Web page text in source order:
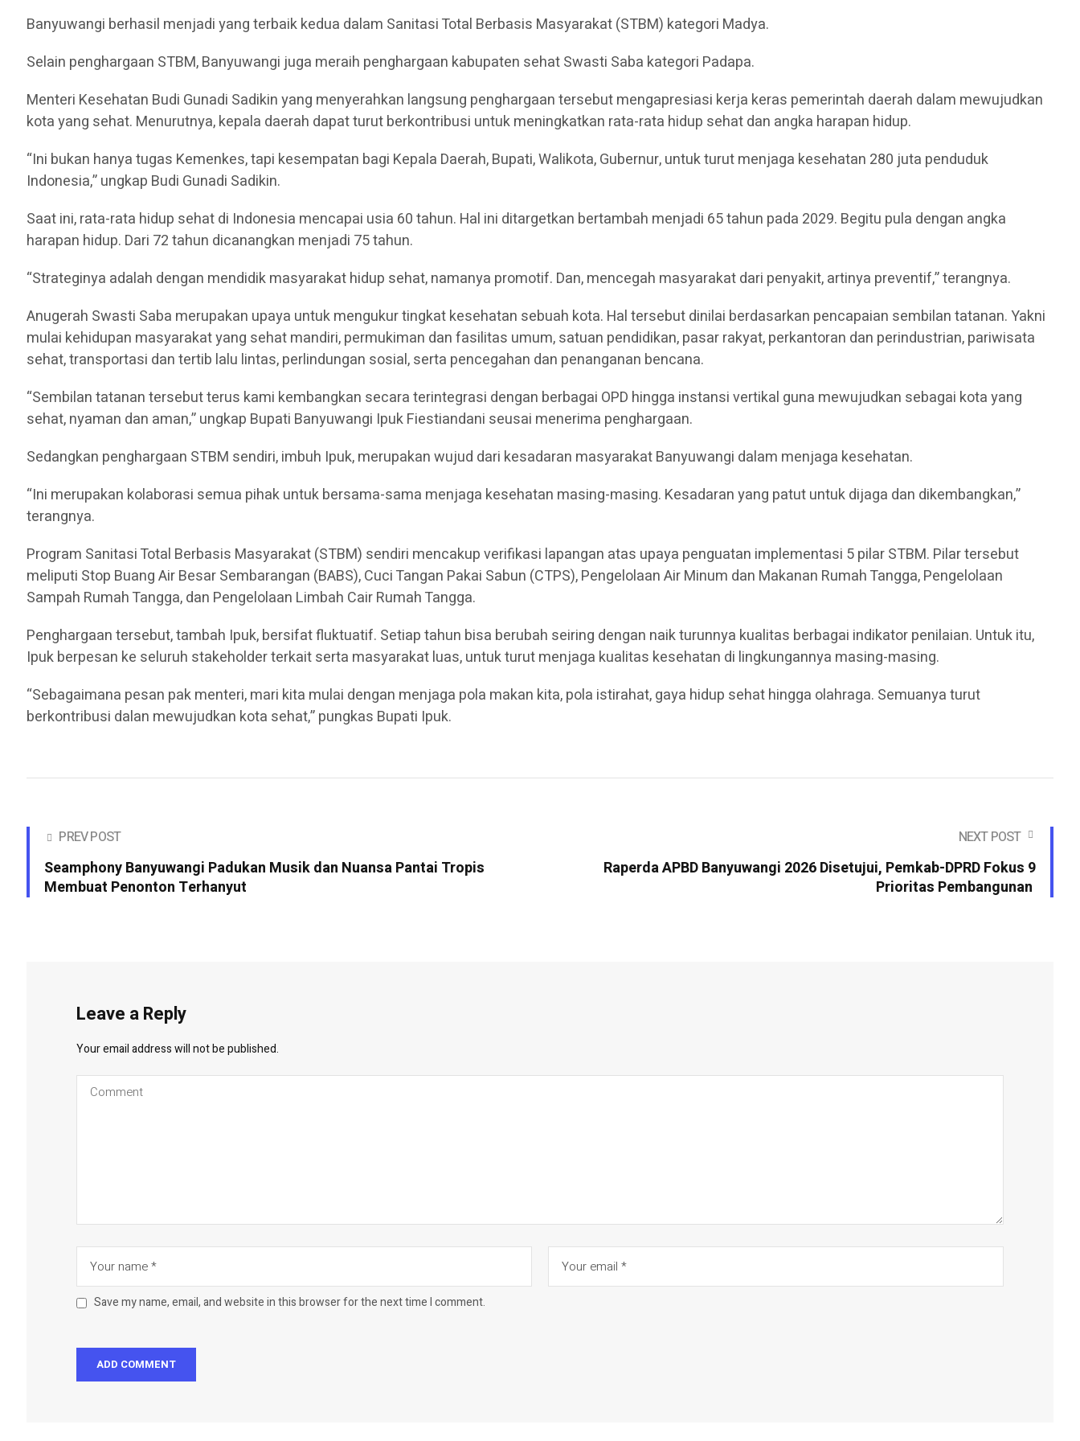
Banyuwangi berhasil menjadi yang terbaik kedua dalam Sanitasi Total Berbasis Masyarakat (STBM) kategori Madya.
Selain penghargaan STBM, Banyuwangi juga meraih penghargaan kabupaten sehat Swasti Saba kategori Padapa.
Menteri Kesehatan Budi Gunadi Sadikin yang menyerahkan langsung penghargaan tersebut mengapresiasi kerja keras pemerintah daerah dalam mewujudkan
kota yang sehat. Menurutnya, kepala daerah dapat turut berkontribusi untuk meningkatkan rata-rata hidup sehat dan angka harapan hidup.
“Ini bukan hanya tugas Kemenkes, tapi kesempatan bagi Kepala Daerah, Bupati, Walikota, Gubernur, untuk turut menjaga kesehatan 280 juta penduduk
Indonesia,” ungkap Budi Gunadi Sadikin.
Saat ini, rata-rata hidup sehat di Indonesia mencapai usia 60 tahun. Hal ini ditargetkan bertambah menjadi 65 tahun pada 2029. Begitu pula dengan angka
harapan hidup. Dari 72 tahun dicanangkan menjadi 75 tahun.
“Strateginya adalah dengan mendidik masyarakat hidup sehat, namanya promotif. Dan, mencegah masyarakat dari penyakit, artinya preventif,” terangnya.
Anugerah Swasti Saba merupakan upaya untuk mengukur tingkat kesehatan sebuah kota. Hal tersebut dinilai berdasarkan pencapaian sembilan tatanan. Yakni
mulai kehidupan masyarakat yang sehat mandiri, permukiman dan fasilitas umum, satuan pendidikan, pasar rakyat, perkantoran dan perindustrian, pariwisata
sehat, transportasi dan tertib lalu lintas, perlindungan sosial, serta pencegahan dan penanganan bencana.
“Sembilan tatanan tersebut terus kami kembangkan secara terintegrasi dengan berbagai OPD hingga instansi vertikal guna mewujudkan sebagai kota yang
sehat, nyaman dan aman,” ungkap Bupati Banyuwangi Ipuk Fiestiandani seusai menerima penghargaan.
Sedangkan penghargaan STBM sendiri, imbuh Ipuk, merupakan wujud dari kesadaran masyarakat Banyuwangi dalam menjaga kesehatan.
“Ini merupakan kolaborasi semua pihak untuk bersama-sama menjaga kesehatan masing-masing. Kesadaran yang patut untuk dijaga dan dikembangkan,”
terangnya.
Program Sanitasi Total Berbasis Masyarakat (STBM) sendiri mencakup verifikasi lapangan atas upaya penguatan implementasi 5 pilar STBM. Pilar tersebut
meliputi Stop Buang Air Besar Sembarangan (BABS), Cuci Tangan Pakai Sabun (CTPS), Pengelolaan Air Minum dan Makanan Rumah Tangga, Pengelolaan
Sampah Rumah Tangga, dan Pengelolaan Limbah Cair Rumah Tangga.
Penghargaan tersebut, tambah Ipuk, bersifat fluktuatif. Setiap tahun bisa berubah seiring dengan naik turunnya kualitas berbagai indikator penilaian. Untuk itu,
Ipuk berpesan ke seluruh stakeholder terkait serta masyarakat luas, untuk turut menjaga kualitas kesehatan di lingkungannya masing-masing.
“Sebagaimana pesan pak menteri, mari kita mulai dengan menjaga pola makan kita, pola istirahat, gaya hidup sehat hingga olahraga. Semuanya turut
berkontribusi dalan mewujudkan kota sehat,” pungkas Bupati Ipuk.
PREV POST
Seamphony Banyuwangi Padukan Musik dan Nuansa Pantai Tropis
Membuat Penonton Terhanyut
NEXT POST
Raperda APBD Banyuwangi 2026 Disetujui, Pemkab-DPRD Fokus 9
Prioritas Pembangunan
Leave a Reply
Your email address will not be published.
Save my name, email, and website in this browser for the next time I comment.